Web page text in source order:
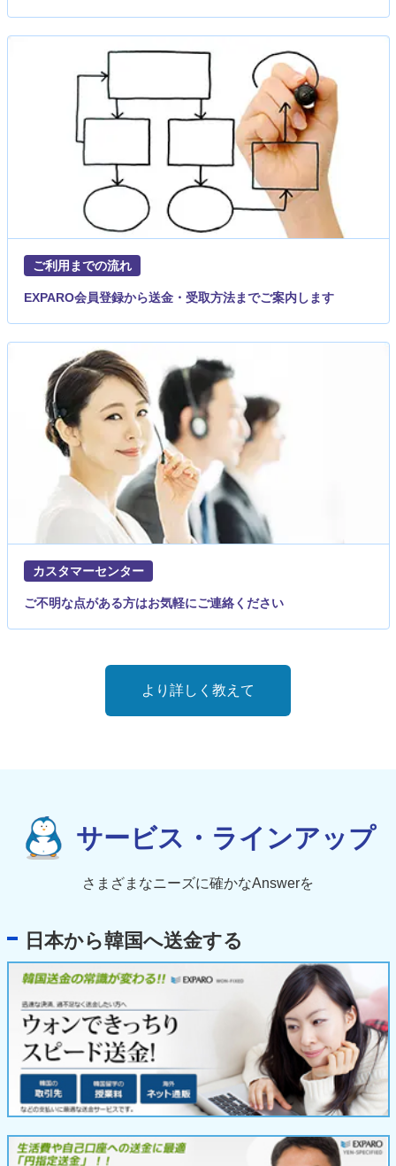
ご利用までの流れ
EXPARO会員登録から送金・受取方法までご案内します
カスタマーセンター
ご不明な点がある方はお気軽にご連絡ください
より詳しく教えて
サービス・ラインアップ
さまざまなニーズに確かなAnswerを
日本から韓国へ送金する